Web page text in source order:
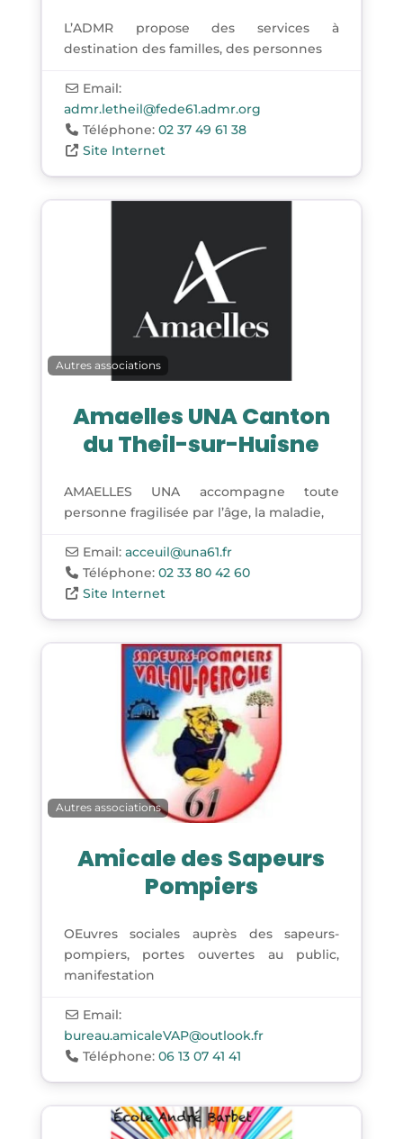
L’ADMR propose des services à
destination des familles, des personnes
Email:
admr.letheil@fede61.admr.org
Téléphone:02 37 49 61 38
Site Internet
Autres associations
Amaelles UNA Canton
du Theil-sur-Huisne
AMAELLES UNA accompagne toute
personne fragilisée par l’âge, la maladie,
Email:acceuil@una61.fr
Téléphone:02 33 80 42 60
Site Internet
Autres associations
Amicale des Sapeurs
Pompiers
OEuvres sociales auprès des sapeurs-
pompiers, portes ouvertes au public,
manifestation
Email:
bureau.amicaleVAP@outlook.fr
Téléphone:06 13 07 41 41